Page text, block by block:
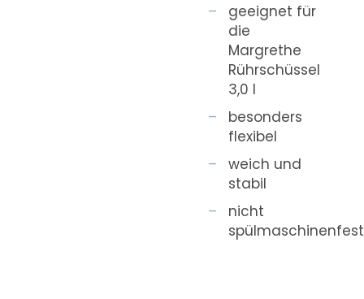
geeignet für
die
Margrethe
Rührschüssel
3,0 l
besonders
flexibel
weich und
stabil
nicht
spülmaschinenfest